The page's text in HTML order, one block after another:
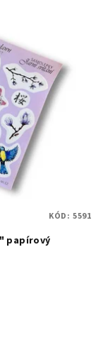
papírový
KÓD: 5591